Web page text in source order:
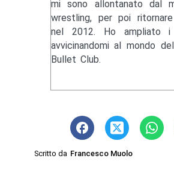
mi sono allontanato dal
wrestling, per poi
nel 2012. Ho ampliato i
avvicinandomi al mondo
Bullet Club.
Scritto da Francesco Muolo